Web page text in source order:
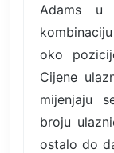
Adams u
oko
Cijene
mijenjaju
broju
ostalo do